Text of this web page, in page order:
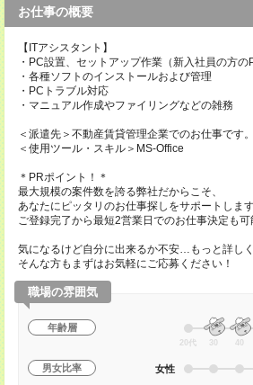
お仕事の概要
【ITアシスタント】
・PC設置、セットアップ作業（新入社員の方の
・各種ソフトのインストールおよび管理
・PCトラブル対応
・マニュアル作成やファイリングなどの雑務
＜派遣先＞不動産賃貸管理企業でのお仕事です。
＜使用ツール・スキル＞MS-Office
＊PRポイント！＊
最大規模の案件数を誇る弊社だからこそ、
あなたにピッタリのお仕事探しをサポートしま
ご登録完了から最短2営業日でのお仕事決定も可
気になるけど自分に出来るか不安…もっと詳し
そんな方もまずはお気軽にご応募ください！
職場の雰囲気
年齢層
20代 30 40
男女比率 女性